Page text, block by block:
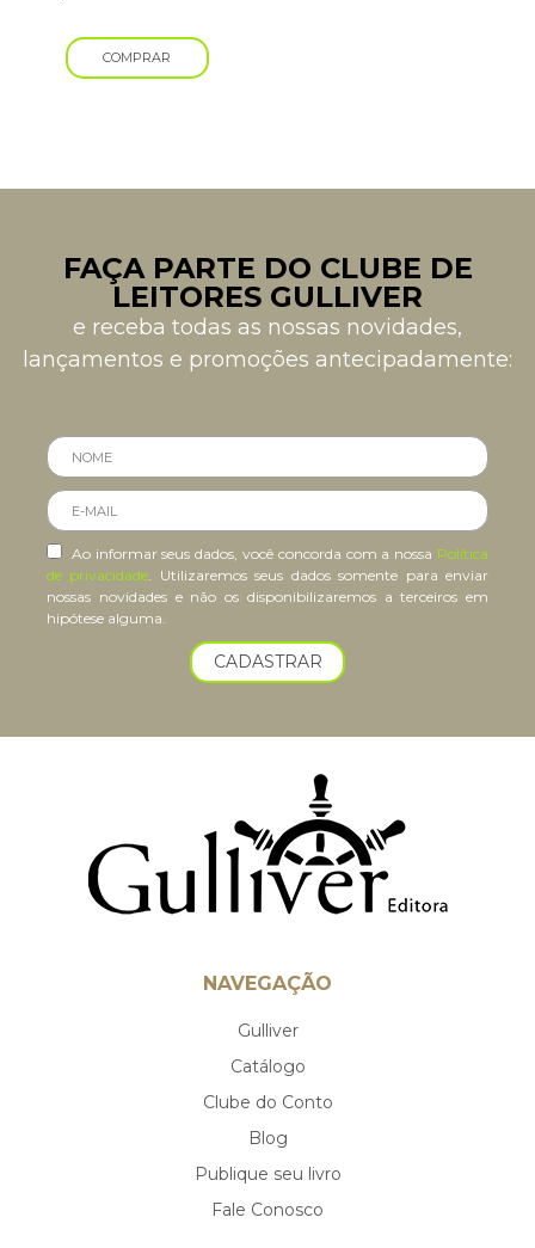
COMPRAR
FAÇA PARTE DO CLUBE DE
LEITORES GULLIVER
e receba todas as nossas novidades,
lançamentos e promoções antecipadamente:
Ao informar seus dados, você concorda com a nossa Política
de privacidade. Utilizaremos seus dados somente para enviar
nossas novidades e não os disponibilizaremos a terceiros em
hipótese alguma.
CADASTRAR
NAVEGAÇÃO
Gulliver
Catálogo
Clube do Conto
Blog
Publique seu livro
Fale Conosco